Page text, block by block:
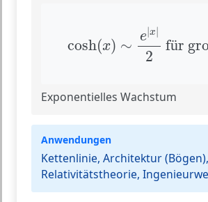
cosh(x) ∼
e|x |
2
für
x|
Exponentielles Wachstum
Anwendungen
Kettenlinie, Architektur
Relativitätstheorie,